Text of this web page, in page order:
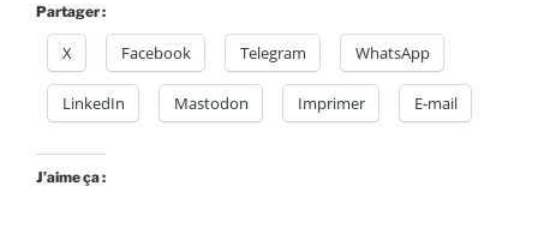
Partager :
X Facebook Telegram WhatsApp
LinkedIn Mastodon Imprimer E-mail
J’aime ça :